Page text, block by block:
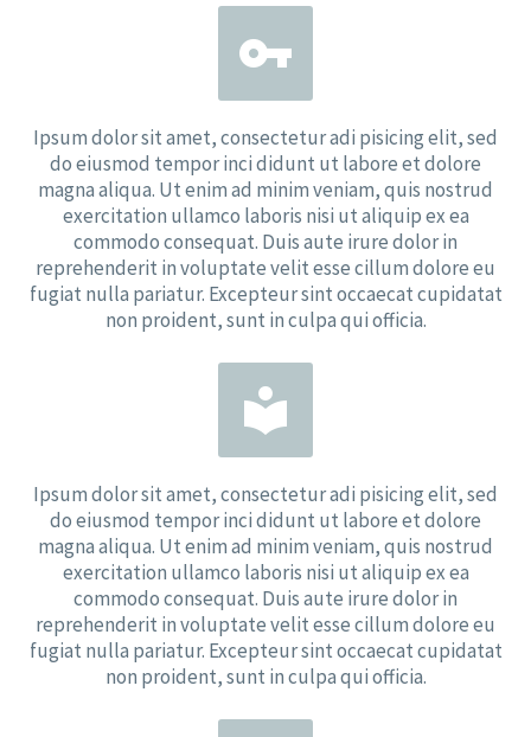


Ipsum dolor sit amet, consectetur adi pisicing elit, sed
do eiusmod tempor inci didunt ut labore et dolore
magna aliqua. Ut enim ad minim veniam, quis nostrud
exercitation ullamco laboris nisi ut aliquip ex ea
commodo consequat. Duis aute irure dolor in
reprehenderit in voluptate velit esse cillum dolore eu
fugiat nulla pariatur. Excepteur sint occaecat cupidatat
non proident, sunt in culpa qui officia.


Ipsum dolor sit amet, consectetur adi pisicing elit, sed
do eiusmod tempor inci didunt ut labore et dolore
magna aliqua. Ut enim ad minim veniam, quis nostrud
exercitation ullamco laboris nisi ut aliquip ex ea
commodo consequat. Duis aute irure dolor in
reprehenderit in voluptate velit esse cillum dolore eu
fugiat nulla pariatur. Excepteur sint occaecat cupidatat
non proident, sunt in culpa qui officia.